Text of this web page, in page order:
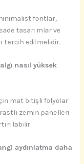
fontlar,
tasarımlar ve
tercih edilmelidir.
nasıl yüksek
mat bitişli folyolar
zemin panelleri
aydınlatma daha